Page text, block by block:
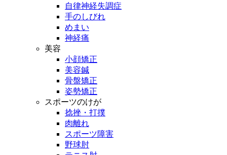
自律神経失調症
手のしびれ
めまい
神経痛
美容
小顔矯正
美容鍼
骨盤矯正
姿勢矯正
スポーツのけが
捻挫・打撲
肉離れ
スポーツ障害
野球肘